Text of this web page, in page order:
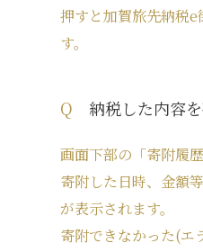
押すと加賀旅先納税e
す。
Q 納税した内容
画面下部の「寄附履
寄附した日時、金額
が表示されます。
寄附できなかった(エ